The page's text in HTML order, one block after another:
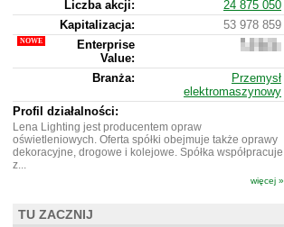
Liczba akcji:
24 875 050
Kapitalizacja:
53 978 859
Enterprise
Value:
859
Branża:
Przemysł
elektromaszynowy
Profil działalności:
Lena Lighting jest producentem opraw
oświetleniowych. Oferta spółki obejmuje także oprawy
dekoracyjne, drogowe i kolejowe. Spółka współpracuje
z...
więcej »
TU ZACZNIJ